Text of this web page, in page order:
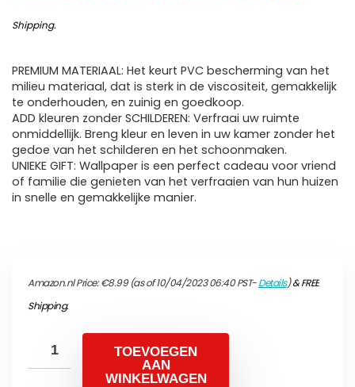
Shipping.
PREMIUM MATERIAAL: Het keurt PVC bescherming van het
milieu materiaal, dat is sterk in de viscositeit, gemakkelijk
te onderhouden, en zuinig en goedkoop.
ADD kleuren zonder SCHILDEREN: Verfraai uw ruimte
onmiddellijk. Breng kleur en leven in uw kamer zonder het
gedoe van het schilderen en het schoonmaken.
UNIEKE GIFT: Wallpaper is een perfect cadeau voor vriend
of familie die genieten van het verfraaien van hun huizen
in snelle en gemakkelijke manier.
Amazon.nl Price:€8.99(as of 10/04/2023 06:40 PST-Details)&FREE
Shipping.
TOEVOEGEN
AAN
WINKELWAGEN